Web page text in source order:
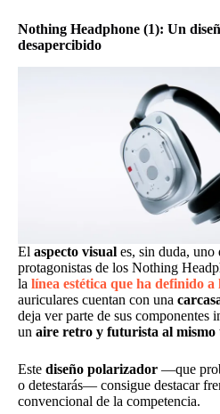
Nothing Headphone (1): Un
desapercibido
El aspecto visual es, sin duda, uno
protagonistas de los Nothing
la línea estética que ha definido a
auriculares cuentan con una
deja ver parte de sus componentes
un aire retro y futurista al mismo
Este diseño polarizador —que
o detestarás— consigue destacar
convencional de la competencia.